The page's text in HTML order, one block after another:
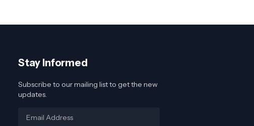
Stay Informed
Subscribe to our mailing list to get the new
updates.